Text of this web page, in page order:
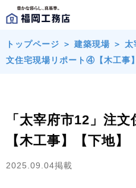
トップページ ＞ 建築現場 ＞ 太
文住宅現場リポート④【木工事
「太宰府市12」注
【木工事】【下地】
2025.09.04掲載